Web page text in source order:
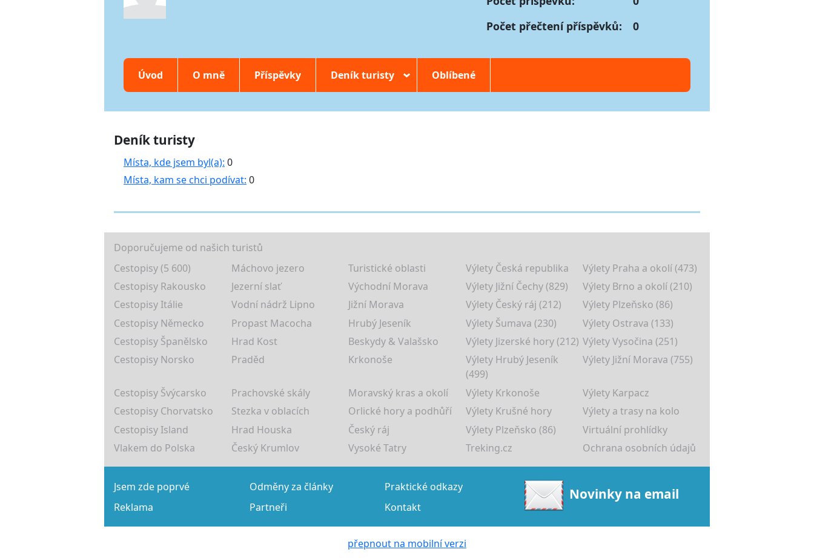
Počet přečtení příspěvků:
0
Úvod O mně Příspěvky Deník turisty › Oblíbené
Deník turisty
Místa, kde jsem byl(a): 0
Místa, kam se chci podívat: 0
Doporučujeme od našich turistů
Cestopisy (5 600)
Máchovo jezero Turistické oblasti Výlety Česká republika
Výlety Praha a okolí (473)
Cestopisy Rakousko
Jezerní slať Východní Morava Výlety Jižní Čechy (829)
Výlety Brno a okolí (210)
Cestopisy Itálie
Vodní nádrž Lipno Jižní Morava Výlety Český ráj (212)
Výlety Plzeňsko (86)
Cestopisy Německo
Propast Macocha Hrubý Jeseník Výlety Šumava (230)
Výlety Ostrava (133)
Cestopisy Španělsko
Hrad Kost Beskydy & Valašsko Výlety Jizerské hory (212) Výlety Vysočina (251)
Cestopisy Norsko
Praděd Krkonoše
Výlety Hrubý Jeseník
(499)
Výlety Jižní Morava (755)
Cestopisy Švýcarsko Prachovské skály Moravský kras a okolí Výlety Krkonoše
Výlety Karpacz
Cestopisy Chorvatsko
Stezka v oblacích Orlické hory a podhůří Výlety Krušné hory
Výlety a trasy na kolo
Cestopisy Island
Hrad Houska Český ráj Výlety Plzeňsko (86)
Virtuální prohlídky
Vlakem do Polska
Český Krumlov Vysoké Tatry Treking.cz Ochrana osobních údajů
Jsem zde poprvé Odměny za články
Praktické odkazy
Reklama
Partneři Kontakt
Novinky na email
přepnout na mobilní verzi